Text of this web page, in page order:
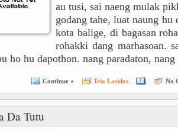
au tusi, sai naeng mulak
godang tahe, luat naung hu
kota balige, di bagasan
rohakki dang marhasoan.
ho hu dapothon. nang paradaton,
Continue » Trio Lasidos No
Da Tutu